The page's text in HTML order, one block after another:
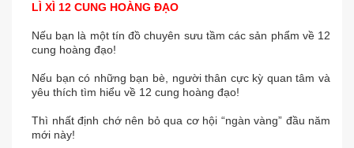
LÌ XÌ 12 CUNG HOÀNG ĐẠO
Nếu bạn là một tín đồ chuyên sưu tầm các sản phẩm về 12
cung hoàng đạo!
Nếu bạn có những bạn bè, người thân cực kỳ quan tâm và
yêu thích tìm hiểu về 12 cung hoàng đạo!
Thì nhất định chớ nên bỏ qua cơ hội “ngàn vàng” đầu năm
mới này!